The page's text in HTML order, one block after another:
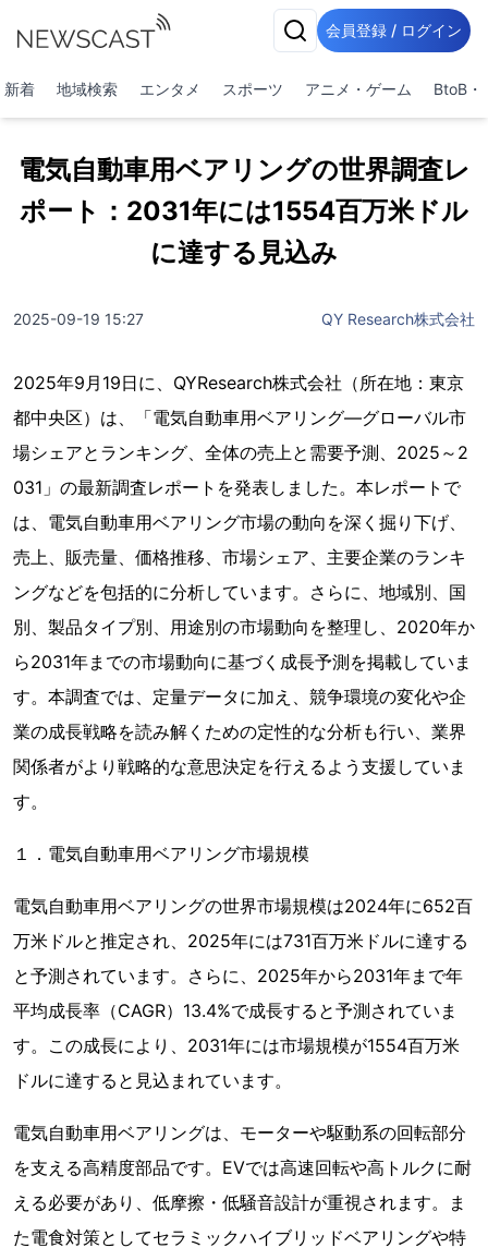
会員登録 / ログイン
新着 地域検索 エンタメ スポーツ アニメ・ゲーム BtoB・
電気自動車用ベアリングの世界調査レ
ポート：2031年には1554百万米ドル
に達する見込み
2025-09-19 15:27 QY Research株式会社
2025年9月19日に、QYResearch株式会社（所在地：東京
都中央区）は、「電気自動車用ベアリング―グローバル市
場シェアとランキング、全体の売上と需要予測、2025～2
031」の最新調査レポートを発表しました。本レポートで
は、電気自動車用ベアリング市場の動向を深く掘り下げ、
売上、販売量、価格推移、市場シェア、主要企業のランキ
ングなどを包括的に分析しています。さらに、地域別、国
別、製品タイプ別、用途別の市場動向を整理し、2020年か
ら2031年までの市場動向に基づく成長予測を掲載していま
す。本調査では、定量データに加え、競争環境の変化や企
業の成長戦略を読み解くための定性的な分析も行い、業界
関係者がより戦略的な意思決定を行えるよう支援していま
す。
１．電気自動車用ベアリング市場規模
電気自動車用ベアリングの世界市場規模は2024年に652百
万米ドルと推定され、2025年には731百万米ドルに達する
と予測されています。さらに、2025年から2031年まで年
平均成長率（CAGR）13.4%で成長すると予測されていま
す。この成長により、2031年には市場規模が1554百万米
ドルに達すると見込まれています。
電気自動車用ベアリングは、モーターや駆動系の回転部分
を支える高精度部品です。EVでは高速回転や高トルクに耐
える必要があり、低摩擦・低騒音設計が重視されます。ま
た電食対策としてセラミックハイブリッドベアリングや特